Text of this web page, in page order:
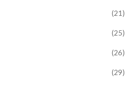
(21)
(25)
(26)
(29)